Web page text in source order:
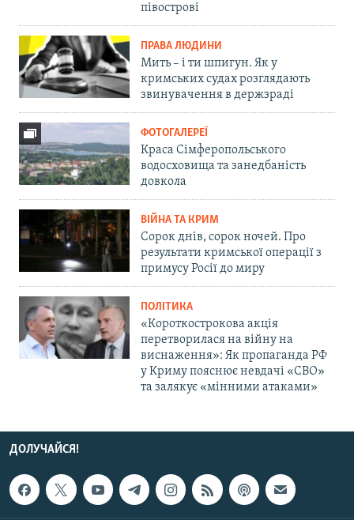
півострові
ПРАВА ЛЮДИНИ
Мить – і ти шпигун. Як у
кримських судах розглядають
звинувачення в держзраді
ФОТОГАЛЕРЕЇ
Краса Сімферопольського
водосховища та занедбаність
довкола
ВІЙНА ТА КРИМ
Сорок днів, сорок ночей. Про
результати кримської операції з
примусу Росії до миру
ПОЛІТИКА
«Короткострокова акція
перетворилася на війну на
виснаження»: Як пропаганда РФ
у Криму пояснює невдачі «СВО»
та залякує «мінними атаками»
ДОЛУЧАЙСЯ!